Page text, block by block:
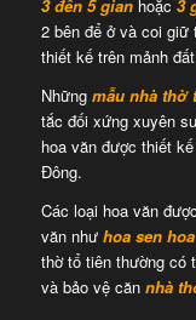
3 đến 5 gianhoặc 3
2 bên để ở và coi giữ
thiết kế trên mảnh
Những mẫu nhà thờ
tắc đối xứng xuyên
hoa văn được thiết
Đông.
Các loại hoa văn
văn như hoa sen
thờ tổ tiên thường có
và bảo vệ căn nhà